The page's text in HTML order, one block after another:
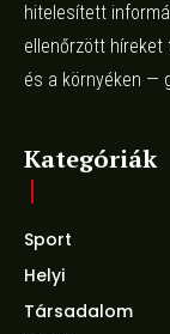
hitelesített
ellenőrzött híreket
és a környéken —
Kategóriák
Sport
Helyi
Társadalom